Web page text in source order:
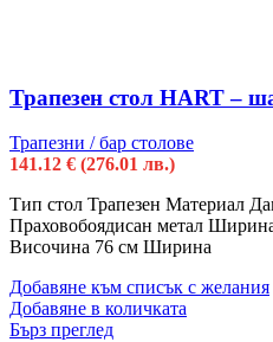
Трапезен стол HART –
Трапезни / бар столове
141.12 € (276.01 лв.)
Тип стол Трапезен Материал
Праховобоядисан метал
Височина 76 см Ширина
Добавяне към списък с желания
Добавяне в количката
Бърз преглед